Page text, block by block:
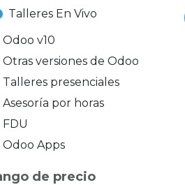
Talleres En Vivo
Odoo v10
Otras versiones de Odoo
Talleres presenciales
Asesoría por horas
FDU
Odoo Apps
de precio